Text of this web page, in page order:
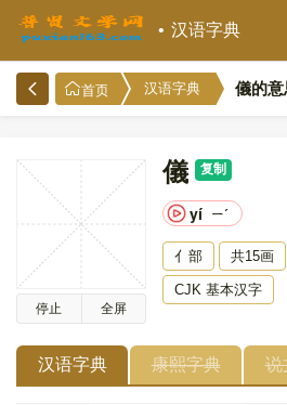
汉语字典
首页 汉语字典 儀的
停止 全屏
儀 复制
yí ㄧˊ
亻部 共15画
CJK 基本汉字
汉语字典 康熙字典 说